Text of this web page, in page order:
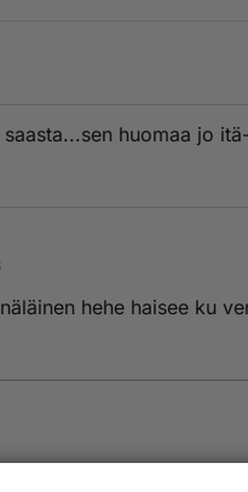
huomaa jo
hehe haisee ku